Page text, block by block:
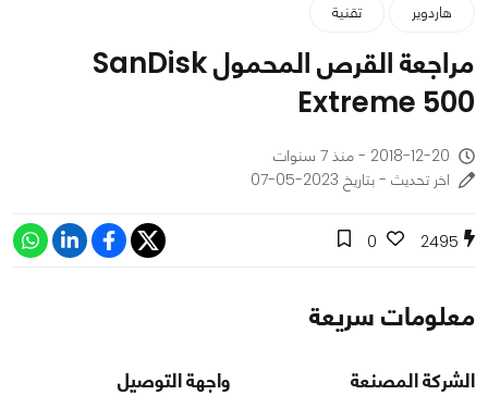
هاردوير تقنية
مراجعة القرص المحمول SanDisk
Extreme 500
2018-12-20 - منذ 7 سنوات
اخر تحديث - بتاريخ 2023-05-07
2495
0
معلومات سريعة
الشركة المصنعة واجهة التوصيل